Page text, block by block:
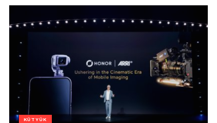
KÜTYÜK